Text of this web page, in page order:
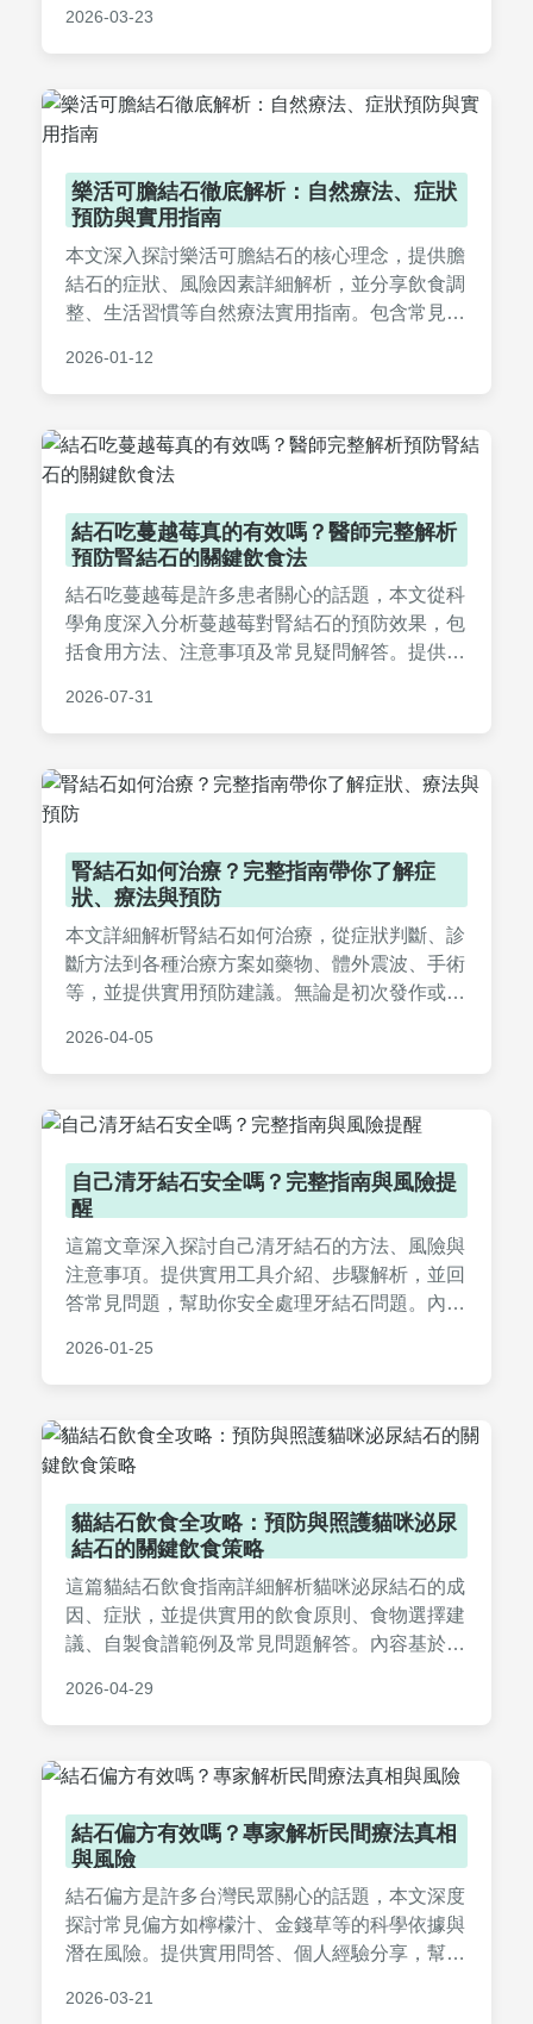
本解決問題，避免復發。內容由健康專家經驗分
享，適合有結石困擾的民眾參考。
2026-03-23
樂活可膽結石徹底解析：自然療法、症狀
預防與實用指南
本文深入探討樂活可膽結石的核心理念，提供膽
結石的症狀、風險因素詳細解析，並分享飲食調
整、生活習慣等自然療法實用指南。包含常見問
對膽結石問題。閱讀完整內容，掌握健康秘訣，
遠離手術困擾。
2026-01-12
結石吃蔓越莓真的有效嗎？醫師完整解析
預防腎結石的關鍵飲食法
結石吃蔓越莓是許多患者關心的話題，本文從科
學角度深入分析蔓越莓對腎結石的預防效果，包
括食用方法、注意事項及常見疑問解答。提供實
2026-07-31
腎結石如何治療？完整指南帶你了解症
狀、療法與預防
本文詳細解析腎結石如何治療，從症狀判斷、診
斷方法到各種治療方案如藥物、體外震波、手術
等，並提供實用預防建議。無論是初次發作或復
腎臟健康。內容包含常見問答和個人經驗分享，
實用性強。
2026-04-05
自己清牙結石安全嗎？完整指南與風險提
醒
這篇文章深入探討自己清牙結石的方法、風險與
注意事項。提供實用工具介紹、步驟解析，並回
答常見問題，幫助你安全處理牙結石問題。內容
2026-01-25
貓結石飲食全攻略：預防與照護貓咪泌尿
結石的關鍵飲食策略
這篇貓結石飲食指南詳細解析貓咪泌尿結石的成
因、症狀，並提供實用的飲食原則、食物選擇建
議、自製食譜範例及常見問題解答。內容基於實
石問題，強調水分攝取、礦物質控制等關鍵點，
適合長期照護參考。
2026-04-29
結石偏方有效嗎？專家解析民間療法真相
與風險
結石偏方是許多台灣民眾關心的話題，本文深度
探討常見偏方如檸檬汁、金錢草等的科學依據與
潛在風險。提供實用問答、個人經驗分享，幫助
2026-03-21